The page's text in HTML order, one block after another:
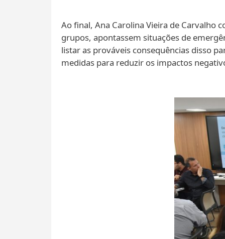
Ao final, Ana Carolina Vieira de Carvalho
grupos, apontassem situações de
listar as prováveis consequências disso
medidas para reduzir os impactos